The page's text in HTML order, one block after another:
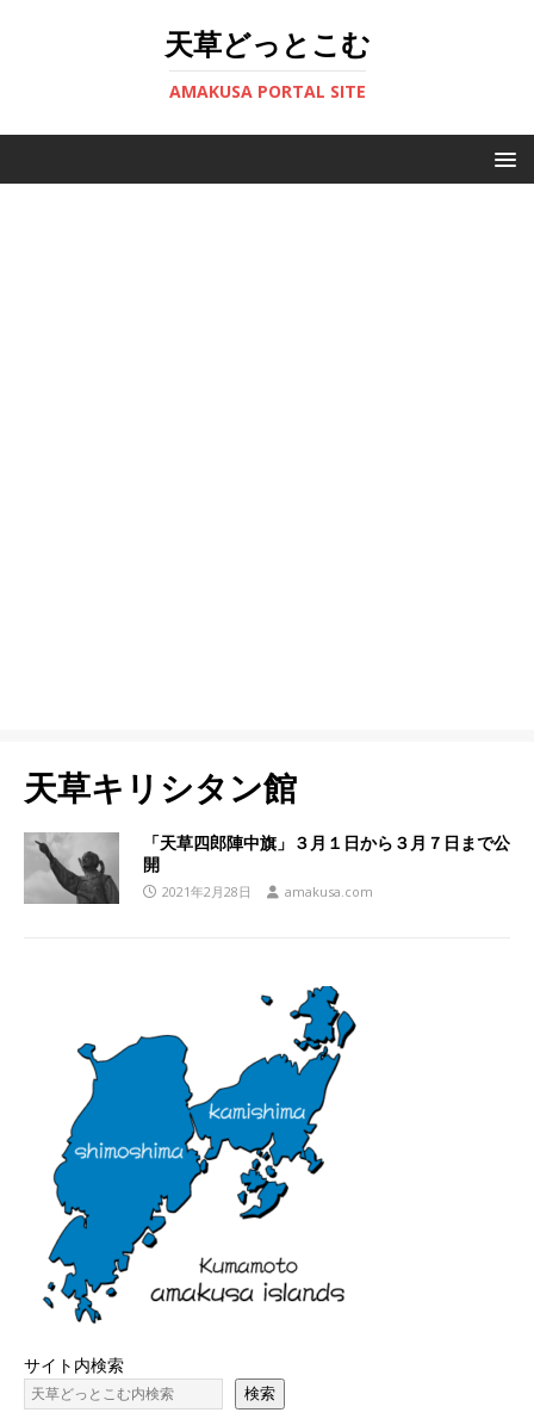
天草どっとこむ
AMAKUSA PORTAL SITE
天草キリシタン館
「天草四郎陣中旗」３月１日から３月７日まで公
開
2021年2月28日 amakusa.com
サイト内検索
検索